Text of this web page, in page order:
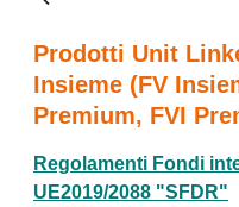
Prodotti Unit
Insieme (FV
Premium, FVI
Regolamenti Fondi
UE2019/2088 "SFDR"